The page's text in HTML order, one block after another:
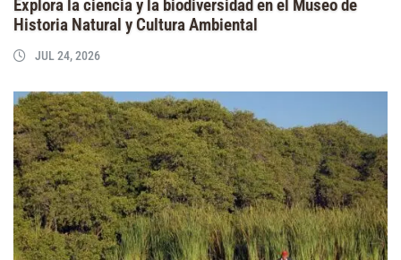
Explora la ciencia y la biodiversidad en el Museo de
Historia Natural y Cultura Ambiental
JUL 24, 2026